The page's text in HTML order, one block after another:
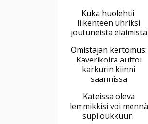
Kuka huolehtii
liikenteen uhriksi
joutuneista eläimistä
Omistajan kertomus:
Kaverikoira auttoi
karkurin kiinni
saannissa
Kateissa oleva
lemmikkisi voi mennä
supiloukkuun